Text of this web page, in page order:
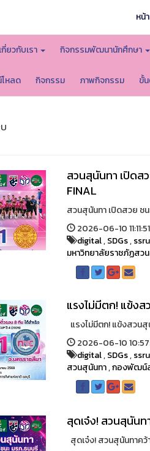
หน้
เกี่ยวกับเรา กิจกรรมพัฒนานักศึกษา
หลด กิจกรรม ภาพกิจกรรม ขั้
สวนสุนันทา เปิดส
FINAL
สวนสุนันทา เปิดสวย ช
2026-06-10 11:11:51
digital,SDGs,ssru
มหาวิทยาลัยราชภัฏสว
แรงไม่มีตก! แข้ง
แรงไม่มีตก! แข้งสวน
2026-06-10
digital,SDGs,ssru
สวนสุนันทา,กองพัฒน์
สุดเจ๋ง! สวนสุนัน
สุดเจ๋ง! สวนสุนันทาค